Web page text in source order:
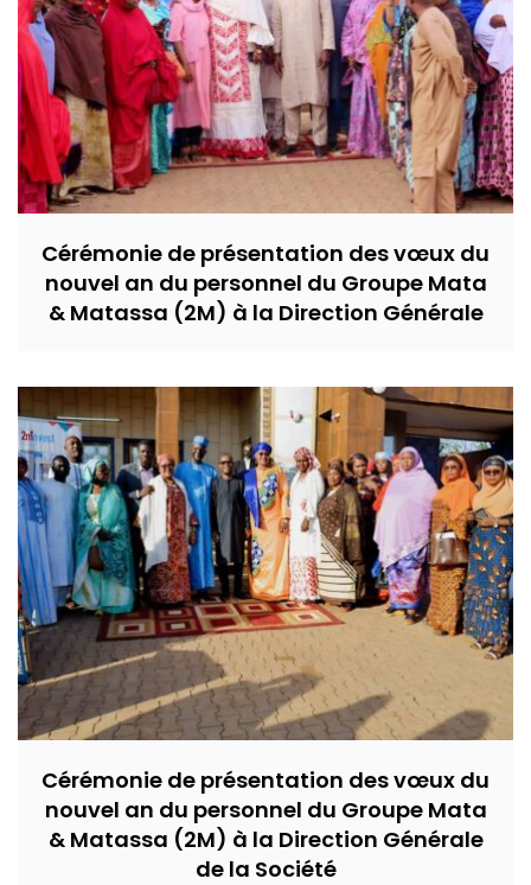
Cérémonie de présentation des vœux du
nouvel an du personnel du Groupe Mata
& Matassa (2M) à la Direction Générale
Cérémonie de présentation des vœux du
nouvel an du personnel du Groupe Mata
& Matassa (2M) à la Direction Générale
de la Société